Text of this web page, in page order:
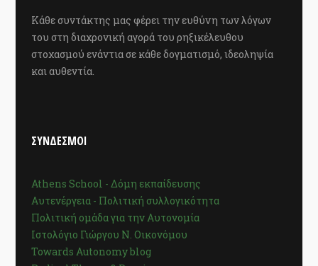
Κάθε συντάκτης μας φέρει την ευθύνη των λόγων
του στη διαχρονική αγορά του ρηξικέλευθου
στοχασμού ενάντια σε κάθε δογματισμό, ιδεοληψία
και αυθεντία.
ΣΥΝΔΕΣΜΟΙ
Athens School - Δόμη εκπαίδευσης
Αυτενέργεια - Πολιτική συλλογικότητα
Πολιτική ομάδα για την Αυτονομία
Ιστολόγιο Γιώργου Ν. Οικονόμου
Towards Autonomy blog